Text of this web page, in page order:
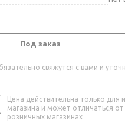
Под заказ
свяжутся с вами и
Цена действительна только для
магазина и может отличаться от
розничных магазинах